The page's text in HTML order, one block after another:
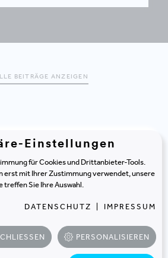
BEITRÄGE ANZEIGEN
und
Infos erhalten!
JETZT ANMELDEN
Einstellungen
für Cookies und Drittanbieter-Tools.
erst mit Ihrer Zustimmung verwendet, unsere
treffen Sie Ihre Auswahl.
DATENSCHUTZ IMPRESSUM
PERSONALISIEREN